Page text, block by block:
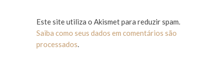
Este site utiliza o Akismet para reduzir spam.
Saiba como seus dados em comentários são
processados.